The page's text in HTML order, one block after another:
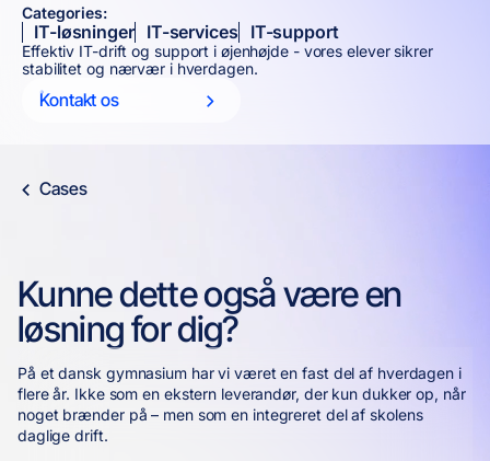
Categories:
IT-løsninger IT-services IT-support
Effektiv IT-drift og support i øjenhøjde - vores elever sikrer
stabilitet og nærvær i hverdagen.
Kontakt os
Cases
Kunne dette også være en
løsning for dig?
På et dansk gymnasium har vi været en fast del af hverdagen i
flere år. Ikke som en ekstern leverandør, der kun dukker op, når
noget brænder på – men som en integreret del af skolens
daglige drift.